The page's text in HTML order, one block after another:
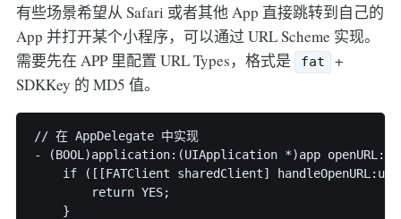
有些场景希望从 Safari 或者其他 App 直接跳转到自己的
App 并打开某个小程序，可以通过 URL Scheme 实现。
需要先在 APP 里配置 URL Types，格式是
fat
+
SDKKey 的 MD5 值。
// 在 AppDelegate 中实现
- (BOOL)application:(UIApplication *)app
if ([[FATClient sharedClient]
        return YES;
    }